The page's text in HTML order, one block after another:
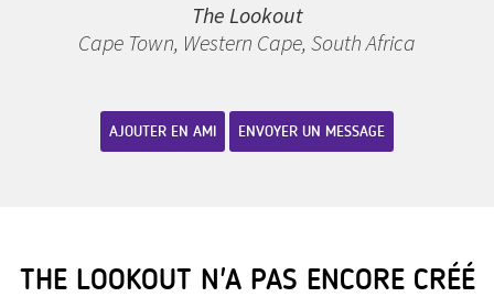
The Lookout
Cape Town, Western Cape, South Africa
AJOUTER EN AMI ENVOYER UN MESSAGE
THE LOOKOUT N'A PAS ENCORE CRÉÉ